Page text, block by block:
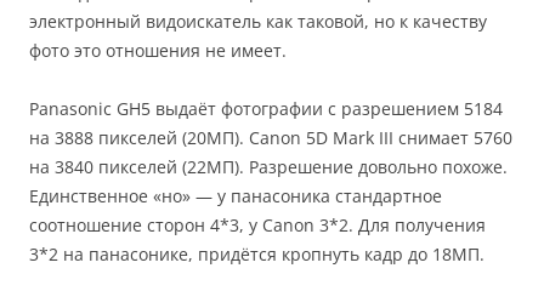
электронный видоискатель как таковой, но к качеству
фото это отношения не имеет.
Panasonic GH5 выдаёт фотографии с разрешением 5184
на 3888 пикселей (20МП). Canon 5D Mark III снимает 5760
на 3840 пикселей (22МП). Разрешение довольно похоже.
Единственное «но» — у панасоника стандартное
соотношение сторон 4*3, у Canon 3*2. Для получения
3*2 на панасонике, придётся кропнуть кадр до 18МП.